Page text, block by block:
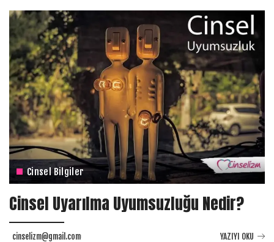
Cinsel Bilgiler
Cinsel Uyarılma Uyumsuzluğu Nedir?
cinselizm@gmail.com YAZIYI OKU